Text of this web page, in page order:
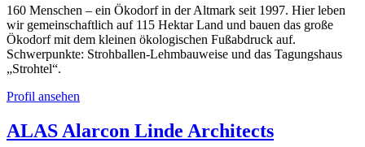
160 Menschen – ein Ökodorf in der Altmark seit 1997. Hier leben
wir gemeinschaftlich auf 115 Hektar Land und bauen das große
Ökodorf mit dem kleinen ökologischen Fußabdruck auf.
Schwerpunkte: Strohballen-Lehmbauweise und das Tagungshaus
„Strohtel“.
Profil ansehen
ALAS Alarcon Linde Architects